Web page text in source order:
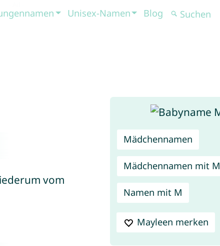
Unisex-Namen Blog
Mädchennamen
Mädchennamen mit M
Namen mit M
Mayleen merken
vom